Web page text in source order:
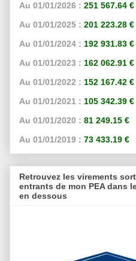
Au 01/01/2026 : 251 567.64 €
Au 01/01/2025 : 201 223.28 €
Au 01/01/2024 : 192 931.83 €
Au 01/01/2023 : 162 062.91 €
Au 01/01/2022 : 152 167.42 €
Au 01/01/2021 : 105 342.39 €
Au 01/01/2020 : 81 249.15 €
Au 01/01/2019 : 73 433.19 €
Retrouvez les virements
entrants de mon PEA dans
en dessous